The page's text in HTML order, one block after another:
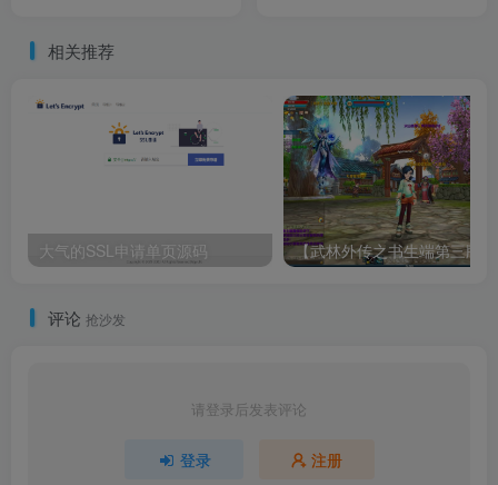
相关推荐
大气的SSL申请单页源码
评论 抢沙发
请登录后发表评论
登录 注册